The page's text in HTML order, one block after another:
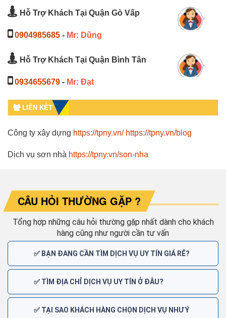
Hỗ Trợ Khách Tại Quận Gò Vấp
0904985685 - Mr: Dũng
Hỗ Trợ Khách Tại Quận Bình Tân
0934655679 - Mr: Đạt
LIÊN KẾT
Công ty xây dựng https://tpny.vn/ https://tpny.vn/blog
Dịch vụ sơn nhà https://tpny.vn/son-nha
CÂU HỎI THƯỜNG GẶP ?
Tổng hợp những câu hỏi thường gặp nhất dành cho khách
hàng cũng như người cần tư vấn
✅ BẠN ĐANG CẦN TÌM DỊCH VỤ UY TÍN GIÁ RẺ?
✅ TÌM ĐỊA CHỈ DỊCH VỤ UY TÍN Ở ĐÂU?
✅ TẠI SAO KHÁCH HÀNG CHỌN DỊCH VỤ NHƯ Ý